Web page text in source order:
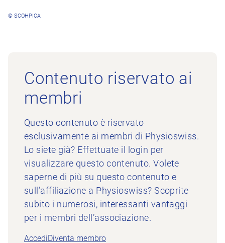
© SCOHPICA
Contenuto riservato ai
membri
Questo contenuto è riservato
esclusivamente ai membri di Physioswiss.
Lo siete già? Effettuate il login per
visualizzare questo contenuto. Volete
saperne di più su questo contenuto e
sull’affiliazione a Physioswiss? Scoprite
subito i numerosi, interessanti vantaggi
per i membri dell’associazione.
AccediDiventa membro